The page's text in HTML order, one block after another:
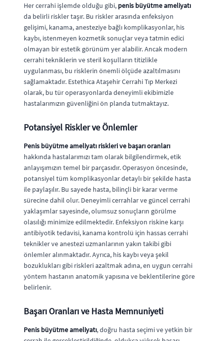
Her cerrahi işlemde olduğu gibi, penis büyütme ameliyatı
da belirli riskler taşır. Bu riskler arasında enfeksiyon
gelişimi, kanama, anesteziye bağlı komplikasyonlar, his
kaybı, istenmeyen kozmetik sonuçlar veya tatmin edici
olmayan bir estetik görünüm yer alabilir. Ancak modern
cerrahi tekniklerin ve steril koşulların titizlikle
uygulanması, bu risklerin önemli ölçüde azaltılmasını
sağlamaktadır. Estethica Ataşehir Cerrahi Tıp Merkezi
olarak, bu tür operasyonlarda deneyimli ekibimizle
hastalarımızın güvenliğini ön planda tutmaktayız.
Potansiyel Riskler ve Önlemler
Penis büyütme ameliyatı riskleri ve başarı oranları
hakkında hastalarımızı tam olarak bilgilendirmek, etik
anlayışımızın temel bir parçasıdır. Operasyon öncesinde,
potansiyel tüm komplikasyonlar detaylı bir şekilde hasta
ile paylaşılır. Bu sayede hasta, bilinçli bir karar verme
sürecine dahil olur. Deneyimli cerrahlar ve güncel cerrahi
yaklaşımlar sayesinde, olumsuz sonuçların görülme
olasılığı minimize edilmektedir. Enfeksiyon riskine karşı
antibiyotik tedavisi, kanama kontrolü için hassas cerrahi
teknikler ve anestezi uzmanlarının yakın takibi gibi
önlemler alınmaktadır. Ayrıca, his kaybı veya şekil
bozuklukları gibi riskleri azaltmak adına, en uygun cerrahi
yöntem hastanın anatomik yapısına ve beklentilerine göre
belirlenir.
Başarı Oranları ve Hasta Memnuniyeti
Penis büyütme ameliyatı, doğru hasta seçimi ve yetkin bir